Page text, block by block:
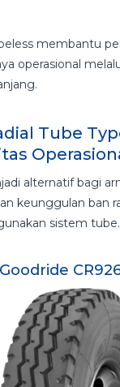
membantu
operasional
Tube
alternatif bagi
keunggulan ban
sistem tube.